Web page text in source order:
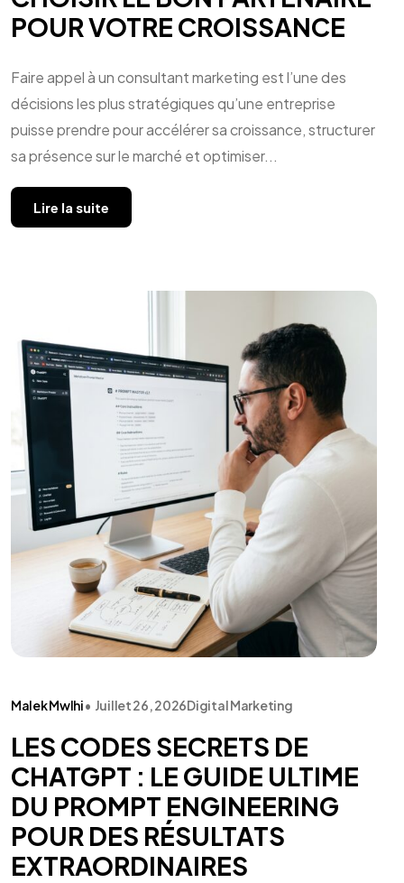
POUR VOTRE CROISSANCE
Faire appel à un consultant marketing est l’une des
décisions les plus stratégiques qu’une entreprise
puisse prendre pour accélérer sa croissance, structurer
sa présence sur le marché et optimiser...
Lire la suite
Malek Mwlhi• Juillet 26, 2026Digital Marketing
LES CODES SECRETS DE
CHATGPT : LE GUIDE ULTIME
DU PROMPT ENGINEERING
POUR DES RÉSULTATS
EXTRAORDINAIRES